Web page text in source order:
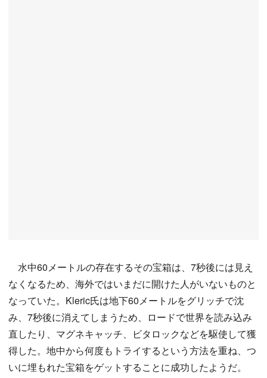
水中60メートルの存在するその宝箱は、7秒後には見え
なくなるため、海外ではいまだに開けた人がいないものと
なっていた。Kleric氏は地下60メートルをグリッチで沈
み、7秒後に消えてしまうため、ロードで世界を読み込み
直したり、マグネキャッチ、ビタロックなどを駆使して獲
得した。地中から何度もトライするという方法を重ね、つ
いに埋もれた宝箱をゲットすることに成功したようだ。